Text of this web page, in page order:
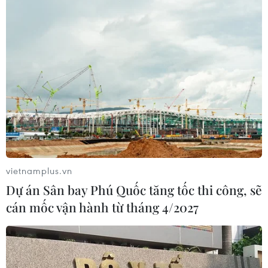
Độc đáo Lễ hội đuốc tại tỉnh
Tứ Xuyên của Trung Quốc
06/08/2026 04:33
Buôn Ma Thuột - đô thị dưới
những tán cổ thụ
Công viên địa chất Trương
Dịch Đan Hà của Trung Quốc vào
mùa du lịch cao điểm
06/08/2026 04:13
vietnamplus.vn
Dự án Sân bay Phú Quốc tăng tốc thi công, sẽ
cán mốc vận hành từ tháng 4/2027